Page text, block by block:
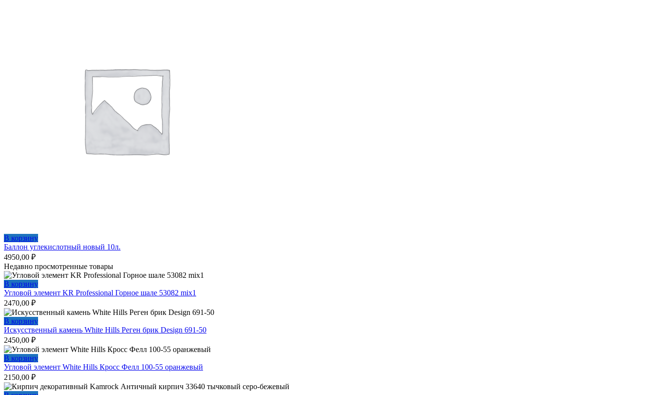
В корзину
Баллон углекислотный новый 10л.
4950,00 ₽
Недавно просмотренные товары
В корзину
Угловой элемент KR Professional Горное шале 53082 mix1
2470,00 ₽
В корзину
Искусственный камень White Hills Реген брик Design 691-50
2450,00 ₽
В корзину
Угловой элемент White Hills Кросс Фелл 100-55 оранжевый
2150,00 ₽